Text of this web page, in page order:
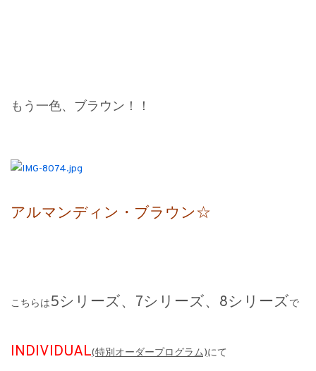
もう一色、ブラウン！！
アルマンディン・ブラウン☆
こちらは5シリーズ、7シリーズ、8シリーズで
INDIVIDUAL(特別オーダープログラム)にて